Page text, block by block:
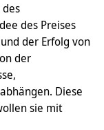
des Preises
der Erfolg von
der
Diese
sie mit